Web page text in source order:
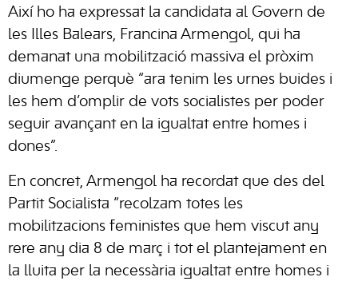
Així ho ha expressat la candidata al Govern de
les Illes Balears, Francina Armengol, qui ha
demanat una mobilització massiva el pròxim
diumenge perquè “ara tenim les urnes buides i
les hem d’omplir de vots socialistes per poder
seguir avançant en la igualtat entre homes i
dones”.
En concret, Armengol ha recordat que des del
Partit Socialista “recolzam totes les
mobilitzacions feministes que hem viscut any
rere any dia 8 de març i tot el plantejament en
la lluita per la necessària igualtat entre homes i